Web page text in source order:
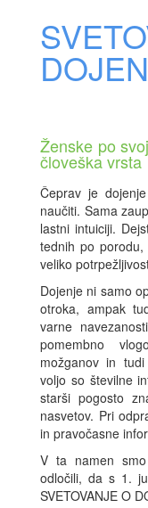
Ženske po
človeška vrsta
Čeprav je
naučiti. Sama
lastni intuiciji.
tednih po
veliko
Dojenje ni samo
otroka, ampak
varne
pomembno
možganov in
voljo so številne
starši pogosto
nasvetov. Pri
in pravočasne
V ta namen
odločili, da s 1.
SVETOVANJE O